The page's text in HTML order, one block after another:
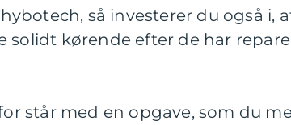
så investerer du også i,
solidt kørende efter de har
står med en opgave, som du